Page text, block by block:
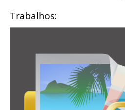
Trabalhos: